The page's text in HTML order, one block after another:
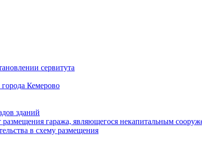
сервитута
Кемерово
зданий
гаража, являющегося некапитальным
в схему размещения